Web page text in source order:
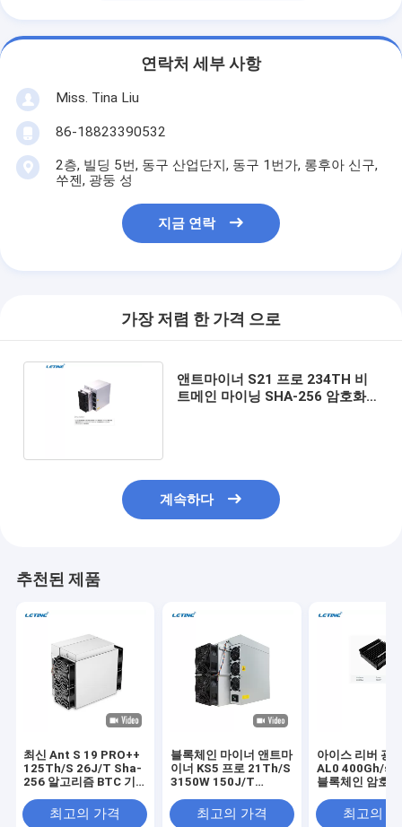
연락처 세부 사항
Miss. Tina Liu
86-18823390532
2층, 빌딩 5번, 동구 산업단지, 동구 1번가, 롱후아 신구,
쑤젠, 광둥 성
지금 연락
가장 저렴 한 가격 으로
앤트마이너 S21 프로 234TH 비
트메인 마이닝 SHA-256 암호화
계속하다
추천된 제품
최신 Ant S 19 PRO++
125Th/S 26J/T Sha-
256 알고리즘 BTC 기
최고의 가격
블록체인 마이너 앤트마
이너 KS5 프로 21Th/S
3150W 150J/T
KAS 아시크 마이너 광
산용 카스파 앤트마이너
최고의 가격
아이스 리버 광
AL0 400Gh/s
블록체인 암호
최고의